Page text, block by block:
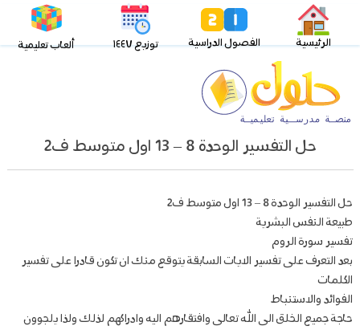
الرئيسية الفصول الدراسية توزيع ١٤٤٧ ألعاب تعليمية
حل التفسير الوحدة 8 – 13 اول متوسط ف2
حل التفسير الوحدة 8 – 13 اول متوسط ف2
طبيعة النفس البشرية
تفسير سورة الروم
بعد التعرف على تفسير الايات السابقة يتوقع منك ان تكون قادرا على تفسير
الكلمات
الفوائد والاستنباط
حاجة جميع الخلق الى الله تعالى وافتقارهم اليه وادراكهم لذلك ولذا يلجوون